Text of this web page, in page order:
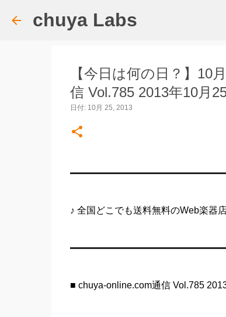
chuya Labs
【今日は何の日？】10
信 Vol.785 2013年10月
日付: 10月 25, 2013
♪ 全国どこでも送料無料のWeb楽器
■ chuya-online.com通信 Vol.785